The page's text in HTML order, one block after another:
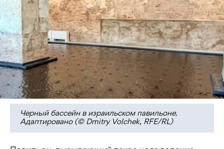
Черный бассейн в израильском павильоне.
Адаптировано (© Dmitry Volchek, RFE/RL)